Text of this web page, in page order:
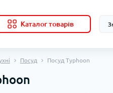
Каталог товарів
Посуд Посуд Typhoon